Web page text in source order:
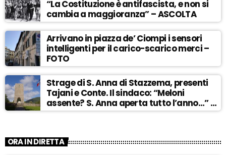
“La Costituzione è antifascista, e non si
cambia a maggioranza” – ASCOLTA
Arrivano in piazza de’ Ciompi i sensori
intelligenti per il carico-scarico merci –
FOTO
Strage di S. Anna di Stazzema, presenti
Tajani e Conte. Il sindaco: “Meloni
assente? S. Anna aperta tutto l’anno…” –
ASCOLTA
ORA IN DIRETTA